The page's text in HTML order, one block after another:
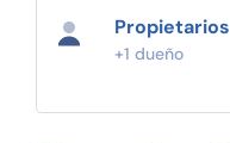
Propietarios
+1 dueño